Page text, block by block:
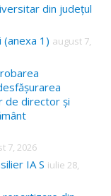
din județul
(anexa 1) august 7,
de director și
7, 2026
IA S iulie 28,